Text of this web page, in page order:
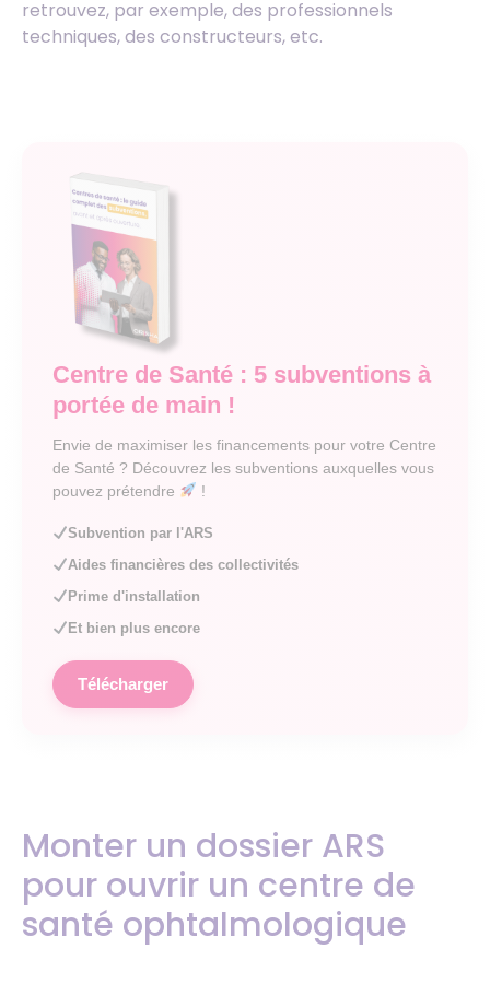
retrouvez, par exemple, des professionnels
techniques, des constructeurs, etc.
Centre de Santé : 5 subventions à
portée de main !
Envie de maximiser les financements pour votre Centre
de Santé ? Découvrez les subventions auxquelles vous
pouvez prétendre
!
Subvention par l'ARS
Aides financières des collectivités
Prime d'installation
Et bien plus encore
Télécharger
Monter un dossier ARS
pour ouvrir un centre de
santé ophtalmologique